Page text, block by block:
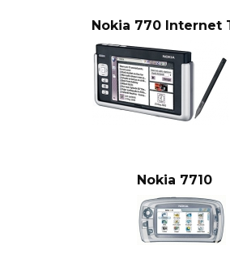
Nokia 770 Internet
Nokia 7710